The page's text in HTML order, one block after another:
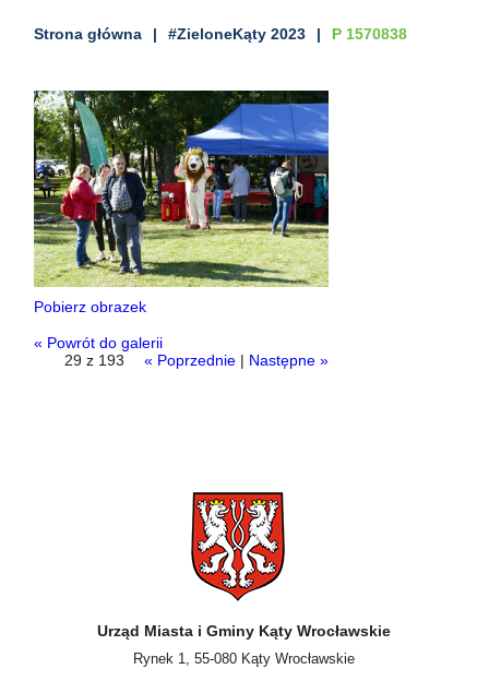
Strona główna #ZieloneKąty 2023 P 1570838
Pobierz obrazek
« Powrót do galerii
29 z 193
« Poprzednie | Następne »
Urząd Miasta i Gminy Kąty Wrocławskie
Rynek 1, 55-080 Kąty Wrocławskie